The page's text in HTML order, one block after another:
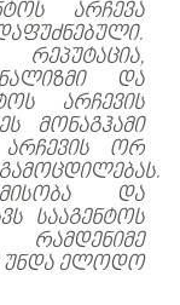
არჩევა
და
არჩევის
მონაგჰამი
ორ
და
სააგენტოს
უნდა ელოდო